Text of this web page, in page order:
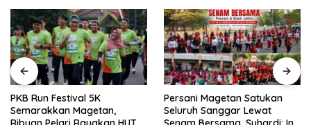
PKB Run Festival 5K
Semarakkan Magetan,
Persani Magetan Satukan
Seluruh Sanggar Lewat